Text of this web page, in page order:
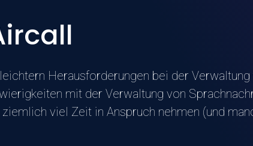
Herausforderungen bei der Verwaltung
mit der Verwaltung von
viel Zeit in Anspruch nehmen (und